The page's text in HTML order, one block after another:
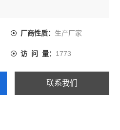
厂商性质： 生产厂家
访 问 量： 1773
联系我们